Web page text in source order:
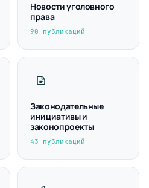
Новости уголовного
права
90 публикаций
Законодательные
инициативы и
законопроекты
43 публикаций